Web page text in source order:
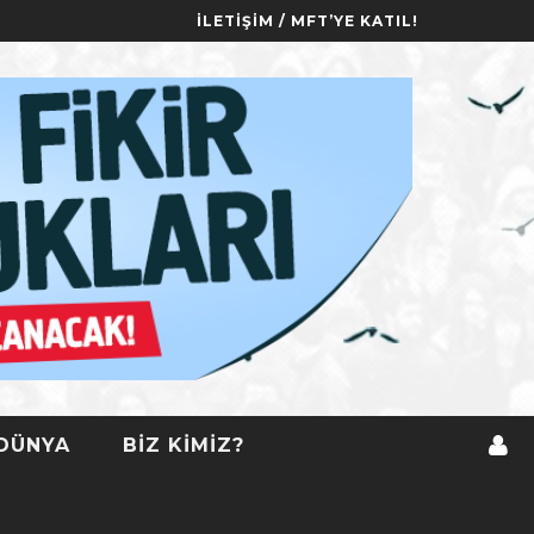
İLETIŞIM / MFT’YE KATIL!
BIZ KIMIZ?